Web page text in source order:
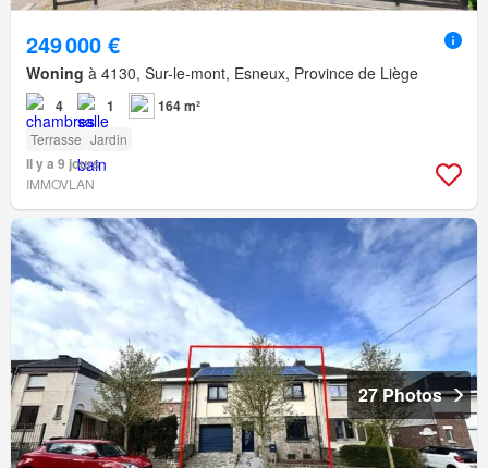
249 000 €
Woning à 4130, Sur-le-mont, Esneux, Province de Liège
4 1 164 m²
Terrasse Jardin
Il y a 9 jours
IMMOVLAN
27 Photos